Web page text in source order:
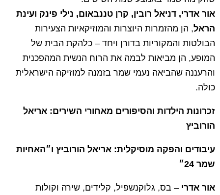
אור אדרי, דניאל רובין, קרן טננבאום, נילי פינק ועינת
הראל, הן מהזמרות היוצרות והמוזיקאיות הצעירות
הבולטות והמקוריות בדורן ויחד – כלהקת הבית של
המופע, הן מביאות לבמה את הרוח הנשית המהפכנית
והרעננה שהביאה נעמי שמר בזמנה למוזיקה הישראלית
כולה.
זכרונות הילדות והסיפורים מאחורי השירים: אריאל
הורוביץ
עיבודים והפקה מוסיקלית: אריאל הורוביץ ו״האחיות
שמר 24״
אור אדרי – בס, גלוקנשפיל, קלידים, שירה וקולות